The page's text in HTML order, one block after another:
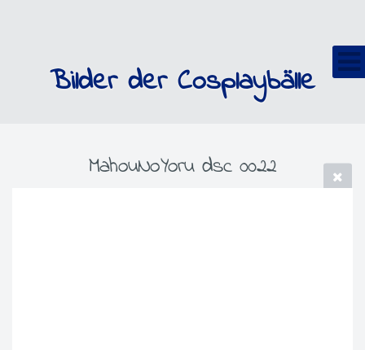
Bilder der Cosplaybälle
MahouNoYoru dsc 0022